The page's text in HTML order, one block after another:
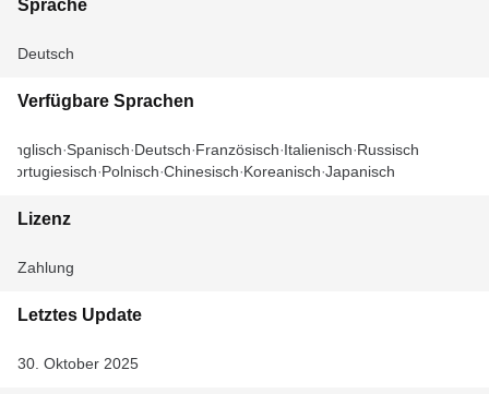
Sprache
Deutsch
Verfügbare Sprachen
Englisch Spanisch Deutsch Französisch Italienisch Russisch
Portugiesisch Polnisch Chinesisch Koreanisch Japanisch
Lizenz
Zahlung
Letztes Update
30. Oktober 2025